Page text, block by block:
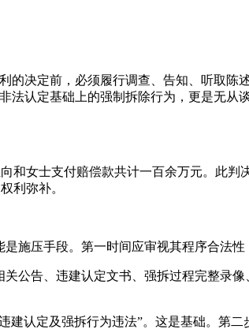
决定前，必须履行调查、告知、听取陈
认定基础上的强制拆除行为，更是无从
女士支付赔偿款共计一百余万元。此判
利弥补。
施压手段。第一时间应审视其程序合法性
公告、违建认定文书、强拆过程完整录
认定及强拆行为违法”。这是基础。第